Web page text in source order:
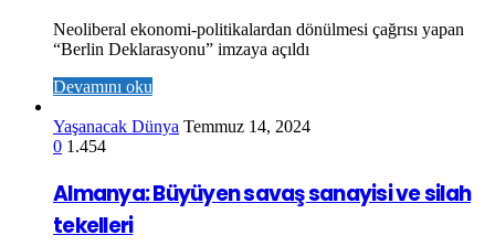
Neoliberal ekonomi-politikalardan dönülmesi çağrısı yapan
“Berlin Deklarasyonu” imzaya açıldı
Devamını oku
Yaşanacak Dünya Temmuz 14, 2024
0 1.454
Almanya: Büyüyen savaş sanayisi ve silah
tekelleri